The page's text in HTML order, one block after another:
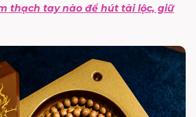
thạch tay nào để hút tài lộc, giữ